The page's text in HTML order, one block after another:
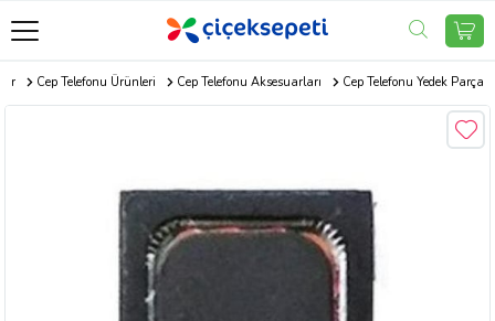
Cep Telefonu Ürünleri Cep Telefonu Aksesuarları Cep Telefonu Yedek Parça